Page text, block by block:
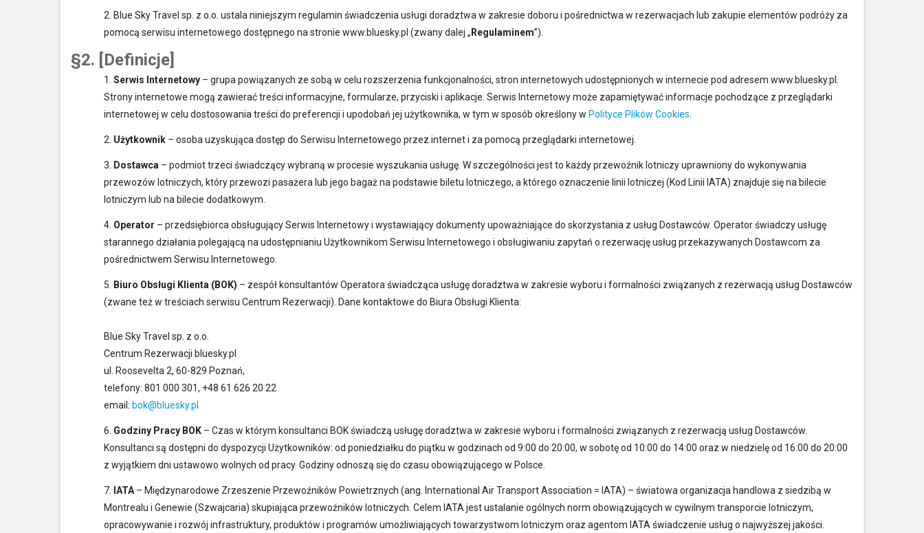
2. Blue Sky Travel sp. z o.o. ustala niniejszym regulamin świadczenia usługi doradztwa w zakresie doboru i pośrednictwa w rezerwacjach lub zakupie elementów podróży za
pomocą serwisu internetowego dostępnego na stronie www.bluesky.pl (zwany dalej „ Regulaminem”).
§2. [Definicje]
1. Serwis Internetowy – grupa powiązanych ze sobą w celu rozszerzenia funkcjonalności, stron internetowych udostępnionych w internecie pod adresem www.bluesky.pl.
Strony internetowe mogą zawierać treści informacyjne, formularze, przyciski i aplikacje. Serwis Internetowy może zapamiętywać informacje pochodzące z przeglądarki
internetowej w celu dostosowania treści do preferencji i upodobań jej użytkownika, w tym w sposób określony w Polityce Plików Cookies.
2. Użytkownik – osoba uzyskująca dostęp do Serwisu Internetowego przez internet i za pomocą przeglądarki internetowej.
3. Dostawca – podmiot trzeci świadczący wybraną w procesie wyszukania usługę. W szczególności jest to każdy przewoźnik lotniczy uprawniony do wykonywania
przewozów lotniczych, który przewozi pasażera lub jego bagaż na podstawie biletu lotniczego, a którego oznaczenie linii lotniczej (Kod Linii IATA) znajduje się na bilecie
lotniczym lub na bilecie dodatkowym.
4. Operator – przedsiębiorca obsługujący Serwis Internetowy i wystawiający dokumenty upoważniające do skorzystania z usług Dostawców. Operator świadczy usługę
starannego działania polegającą na udostępnianiu Użytkownikom Serwisu Internetowego i obsługiwaniu zapytań o rezerwację usług przekazywanych Dostawcom za
pośrednictwem Serwisu Internetowego.
5. Biuro Obsługi Klienta (BOK) – zespół konsultantów Operatora świadcząca usługę doradztwa w zakresie wyboru i formalności związanych z rezerwacją usług Dostawców
(zwane też w treściach serwisu Centrum Rezerwacji). Dane kontaktowe do Biura Obsługi Klienta:
Blue Sky Travel sp. z o.o.
Centrum Rezerwacji bluesky.pl
ul. Roosevelta 2, 60-829 Poznań,
telefony: 801 000 301, +48 61 626 20 22
email: bok@bluesky.pl
6. Godziny Pracy BOK – Czas w którym konsultanci BOK świadczą usługę doradztwa w zakresie wyboru i formalności związanych z rezerwacją usług Dostawców.
Konsultanci są dostępni do dyspozycji Użytkowników: od poniedziałku do piątku w godzinach od 9:00 do 20:00, w sobotę od 10:00 do 14:00 oraz w niedzielę od 16:00 do 20:00
z wyjątkiem dni ustawowo wolnych od pracy. Godziny odnoszą się do czasu obowiązującego w Polsce.
7. IATA– Międzynarodowe Zrzeszenie Przewoźników Powietrznych (ang. International Air Transport Association = IATA) – światowa organizacja handlowa z siedzibą w
Montrealu i Genewie (Szwajcaria) skupiająca przewoźników lotniczych. Celem IATA jest ustalanie ogólnych norm obowiązujących w cywilnym transporcie lotniczym,
opracowywanie i rozwój infrastruktury, produktów i programów umożliwiających towarzystwom lotniczym oraz agentom IATA świadczenie usług o najwyższej jakości.